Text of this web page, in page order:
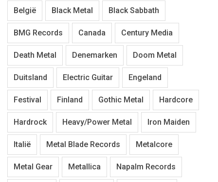
België Black Metal Black Sabbath
BMG Records Canada Century Media
Death Metal Denemarken Doom Metal
Duitsland Electric Guitar Engeland
Festival Finland Gothic Metal Hardcore
Hardrock Heavy/Power Metal Iron Maiden
Italië Metal Blade Records Metalcore
Metal Gear Metallica Napalm Records